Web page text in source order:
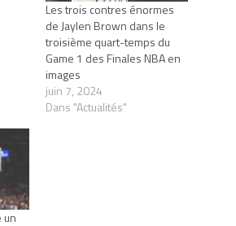
Les trois contres énormes
de Jaylen Brown dans le
troisième quart-temps du
Game 1 des Finales NBA en
images
juin 7, 2024
Dans "Actualités"
un